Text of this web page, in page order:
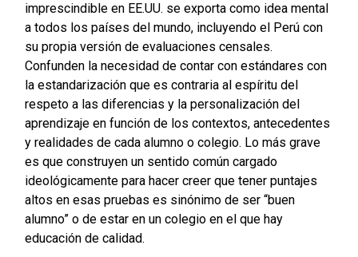
imprescindible en EE.UU. se exporta como idea mental
a todos los países del mundo, incluyendo el Perú con
su propia versión de evaluaciones censales.
Confunden la necesidad de contar con estándares con
la estandarización que es contraria al espíritu del
respeto a las diferencias y la personalización del
aprendizaje en función de los contextos, antecedentes
y realidades de cada alumno o colegio. Lo más grave
es que construyen un sentido común cargado
ideológicamente para hacer creer que tener puntajes
altos en esas pruebas es sinónimo de ser “buen
alumno” o de estar en un colegio en el que hay
educación de calidad.